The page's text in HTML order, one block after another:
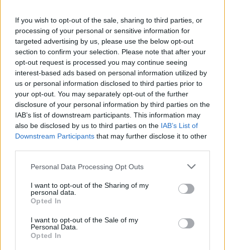
If you wish to opt-out of the sale, sharing to third parties, or
processing of your personal or sensitive information for
targeted advertising by us, please use the below opt-out
section to confirm your selection. Please note that after your
opt-out request is processed you may continue seeing
interest-based ads based on personal information utilized by
us or personal information disclosed to third parties prior to
your opt-out. You may separately opt-out of the further
disclosure of your personal information by third parties on the
IAB’s list of downstream participants. This information may
also be disclosed by us to third parties on the IAB’s List of
Downstream Participants that may further disclose it to other
Personal Data Processing Opt Outs
I want to opt-out of the Sharing of my
personal data.
Opted In
I want to opt-out of the Sale of my
Personal Data.
Opted In
View this post on Instagram
Good morning from somewhere else ❤️
#todaywillbewhatimakeit
A post shared byHeidi Klum(@heidiklum) onNov 26, 2019 at 8:33am PST
[ΠΗΓΗ]